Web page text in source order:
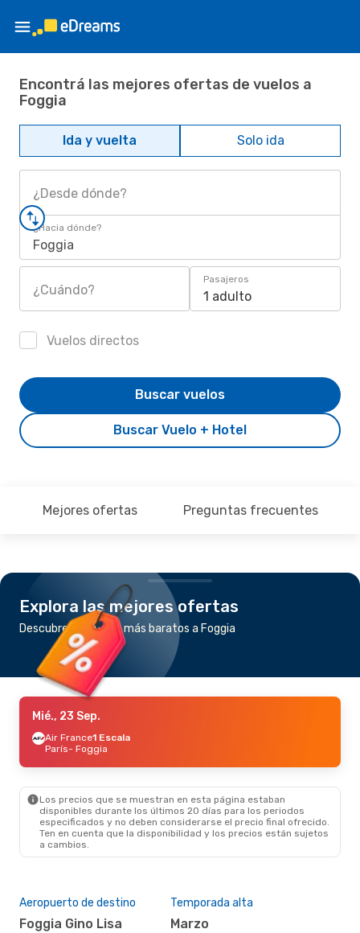
Encontrá las mejores ofertas de vuelos a
Foggia
Ida y vuelta Solo ida
¿Desde dónde?
¿Hacia dónde?
Foggia
¿Cuándo?
Pasajeros
1 adulto
Vuelos directos
Buscar Vuelo + Hotel
Buscar vuelos
Mejores ofertas Preguntas frecuentes
Explora las mejores ofertas
Descubre los vuelos más baratos a Foggia
Mié., 23 Sep.
Air France1 Escala
París- Foggia
Los precios que se muestran en esta página estaban
disponibles durante los últimos 20 días para los periodos
especificados y no deben considerarse el precio final ofrecido.
Ten en cuenta que la disponibilidad y los precios están sujetos
a cambios.
Aeropuerto de destino
Foggia Gino Lisa
Temporada alta
marzo